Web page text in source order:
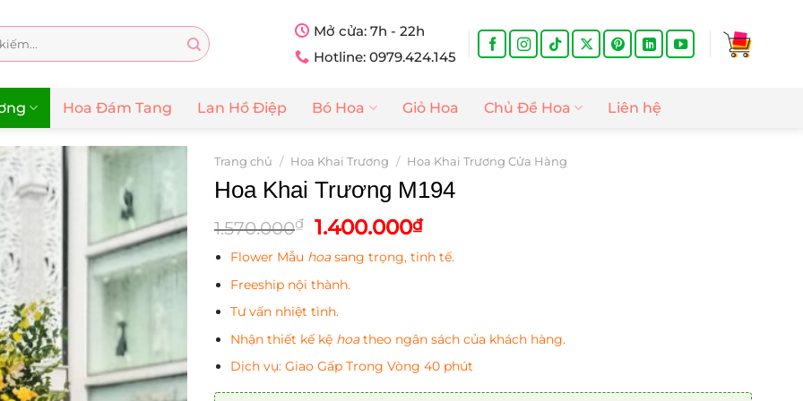
Mở cửa: 7h - 22h
Hotline: 0979.424.145
Hoa Đám Tang Lan Hồ Điệp Bó Hoa Giỏ Hoa Chủ Đề Hoa Liên hệ
Trang chủ / Hoa Khai Trương / Hoa Khai Trương Cửa Hàng
Hoa Khai Trương M194
1.570.000₫ Giá
là:
1.570.000₫.
1.400.000₫Giá
hiện
tại
Flower Mẫu hoasang trọng, tinh tế.
Freeship nội thành.
Tư vấn nhiệt tình.
Nhận thiết kế kệ hoatheo ngân sách của khách hàng.
Dịch vụ: Giao Gấp Trong Vòng 40 phút